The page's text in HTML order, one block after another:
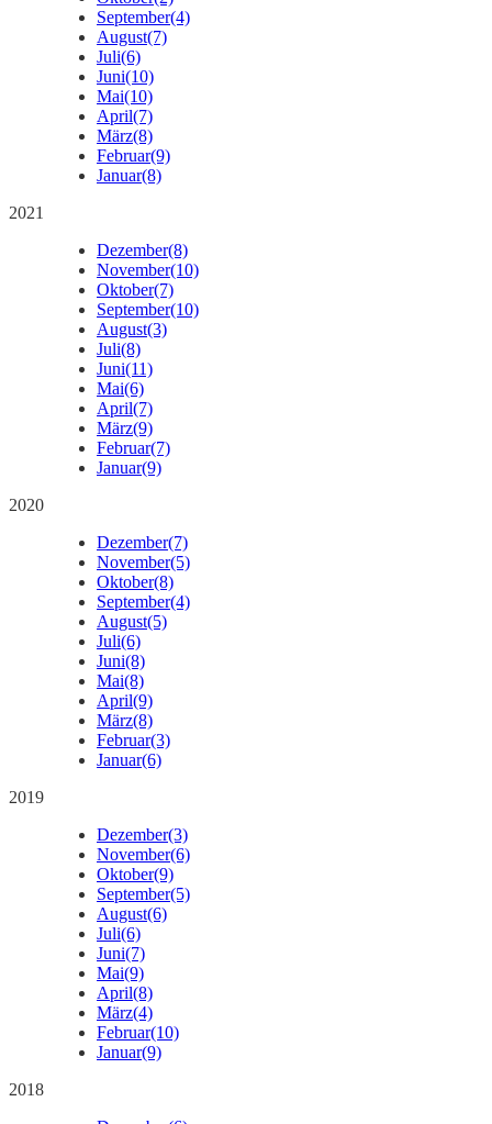
September(4)
August(7)
Juli(6)
Juni(10)
Mai(10)
April(7)
März(8)
Februar(9)
Januar(8)
2021
Dezember(8)
November(10)
Oktober(7)
September(10)
August(3)
Juli(8)
Juni(11)
Mai(6)
April(7)
März(9)
Februar(7)
Januar(9)
2020
Dezember(7)
November(5)
Oktober(8)
September(4)
August(5)
Juli(6)
Juni(8)
Mai(8)
April(9)
März(8)
Februar(3)
Januar(6)
2019
Dezember(3)
November(6)
Oktober(9)
September(5)
August(6)
Juli(6)
Juni(7)
Mai(9)
April(8)
März(4)
Februar(10)
Januar(9)
2018